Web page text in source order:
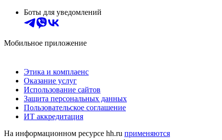
Боты для уведомлений
Мобильное приложение
Этика и комплаенс
Оказание услуг
Использование сайтов
Защита персональных данных
Пользовательское соглашение
ИТ аккредитация
На информационном ресурсе hh.ru применяются